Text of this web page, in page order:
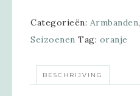
Categorieën: Armbanden,
Seizoenen Tag: oranje
BESCHRIJVING